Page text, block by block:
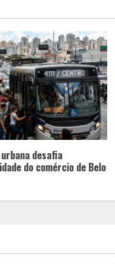
desafia
do comércio de Belo